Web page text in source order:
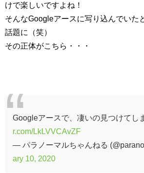
けで楽しいですよね！
そんなGoogleアースに写り込んでいた
話題に（笑）
その正体がこちら・・・
Googleアースで、凄いの見つけてし
r.com/LkLVVCAvZF
— パラノーマルちゃんねる
ary 10, 2020